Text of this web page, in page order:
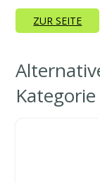
ZUR SEITE
Kategorie